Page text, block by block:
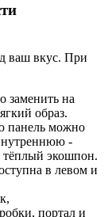
ваш вкус. При
заменить на
образ.
панель можно
-
тёплый экошпон.
в левом и
портал и